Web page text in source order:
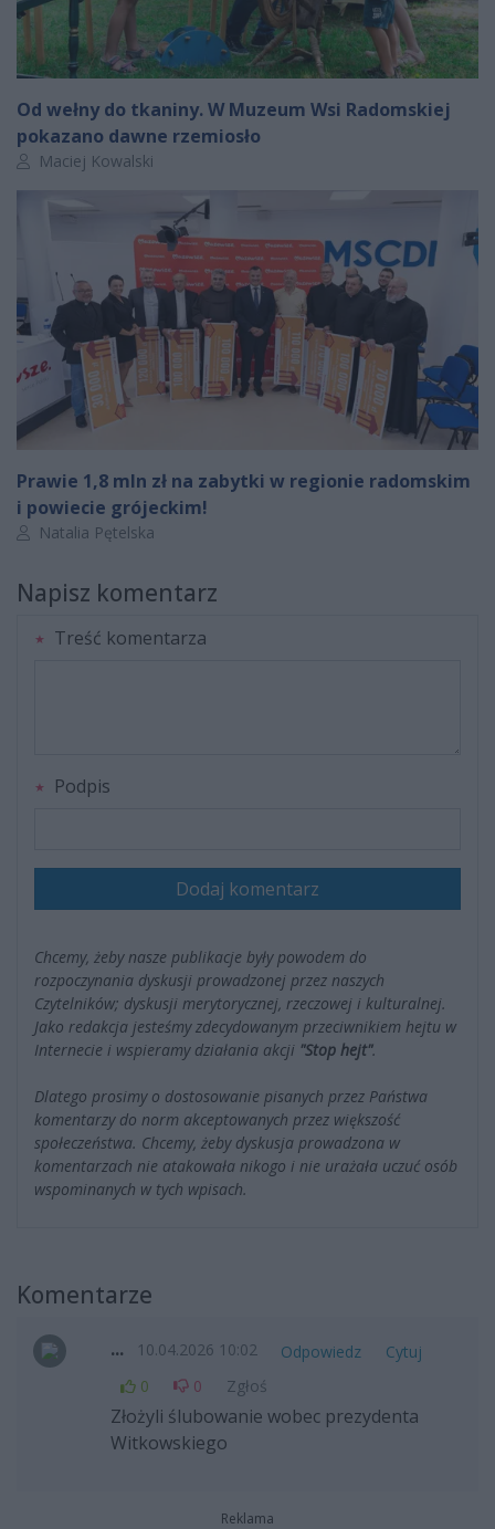
Od wełny do tkaniny. W Muzeum Wsi Radomskiej
pokazano dawne rzemiosło
Autor artykułu:
Maciej Kowalski
Prawie 1,8 mln zł na zabytki w regionie radomskim
i powiecie grójeckim!
Autor artykułu:
Natalia Pętelska
Napisz komentarz
Treść komentarza
Podpis
Dodaj komentarz
Chcemy, żeby nasze publikacje były powodem do
rozpoczynania dyskusji prowadzonej przez naszych
Czytelników; dyskusji merytorycznej, rzeczowej i kulturalnej.
Jako redakcja jesteśmy zdecydowanym przeciwnikiem hejtu w
Internecie i wspieramy działania akcji "Stop hejt".
Dlatego prosimy o dostosowanie pisanych przez Państwa
komentarzy do norm akceptowanych przez większość
społeczeństwa. Chcemy, żeby dyskusja prowadzona w
komentarzach nie atakowała nikogo i nie urażała uczuć osób
wspominanych w tych wpisach.
Komentarze
... 10.04.2026 10:02 Odpowiedz
Cytuj
0
0 Zgłoś
Złożyli ślubowanie wobec prezydenta
Witkowskiego
Reklama